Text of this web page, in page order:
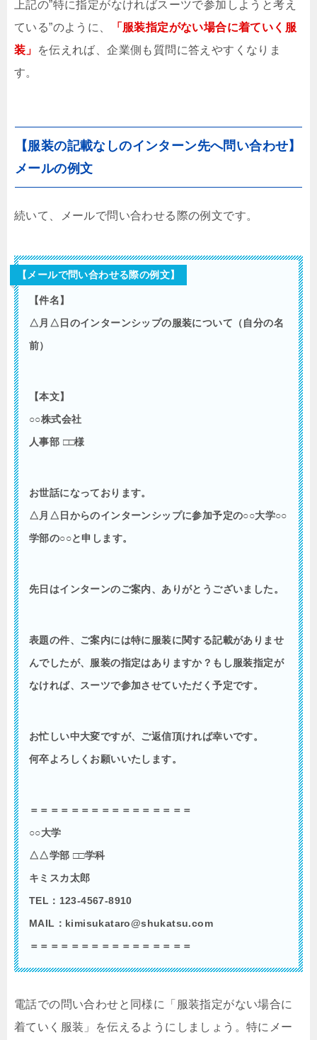
上記の”特に指定がなければスーツで参加しようと考え
ている”のように、
「服装指定がない場合に着ていく服
装」
を伝えれば、企業側も質問に答えやすくなりま
す。
【服装の記載なしのインターン先へ問い合わせ】
メールの例文
続いて、メールで問い合わせる際の例文です。
【メールで問い合わせる際の例文】
【件名】
△月△日のインターンシップの服装について（自分の名
前）
【本文】
○○株式会社
人事部 □□様
お世話になっております。
△月△日からのインターンシップに参加予定の○○大学○○
学部の○○と申します。
先日はインターンのご案内、ありがとうございました。
表題の件、ご案内には特に服装に関する記載がありませ
んでしたが、服装の指定はありますか？もし服装指定が
なければ、スーツで参加させていただく予定です。
お忙しい中大変ですが、ご返信頂ければ幸いです。
何卒よろしくお願いいたします。
＝＝＝＝＝＝＝＝＝＝＝＝＝＝＝＝
○○大学
△△学部 □□学科
キミスカ太郎
TEL：123-4567-8910
MAIL：kimisukataro@shukatsu.com
＝＝＝＝＝＝＝＝＝＝＝＝＝＝＝＝
電話での問い合わせと同様に「服装指定がない場合に
着ていく服装」を伝えるようにしましょう。特にメー